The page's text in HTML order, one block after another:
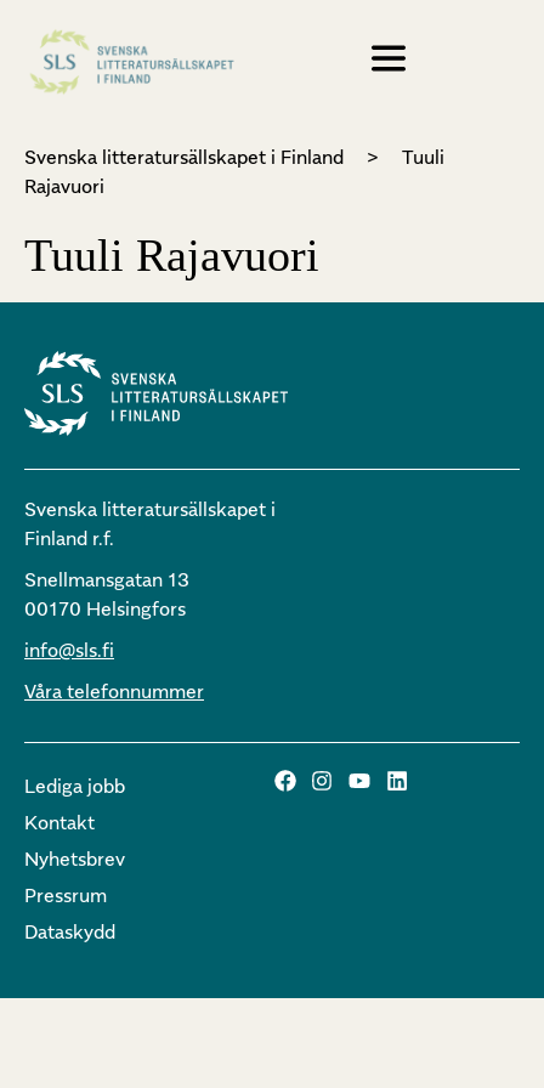
Svenska litteratursällskapet i Finland >
Tuuli
Rajavuori
Tuuli Rajavuori
Svenska litteratursällskapet i
Finland r.f.
Snellmansgatan 13
00170 Helsingfors
info@sls.fi
Våra telefonnummer
Lediga jobb
Kontakt
Nyhetsbrev
Pressrum
Dataskydd